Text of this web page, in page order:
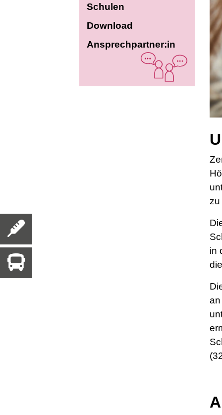
Schulen
Download
Ansprechpartner:in
zu
in